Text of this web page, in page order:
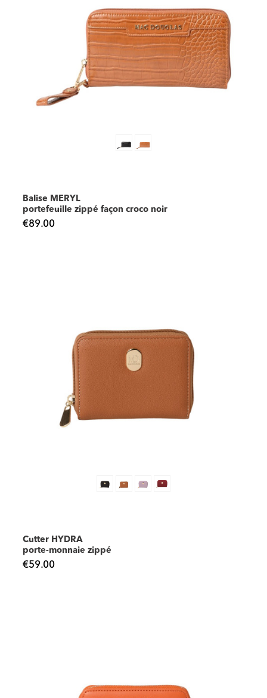
Balise MERYL
portefeuille zippé façon croco noir
€89.00
Cutter HYDRA
porte-monnaie zippé
€59.00